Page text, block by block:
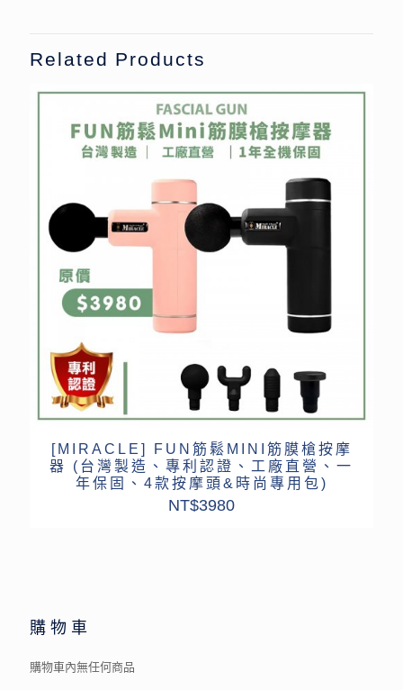
Related Products
[MIRACLE] FUN筋鬆MINI筋膜槍按摩
器 (台灣製造、專利認證、工廠直營、一
年保固、4款按摩頭&時尚專用包)
NT$3980
購物車
購物車內無任何商品